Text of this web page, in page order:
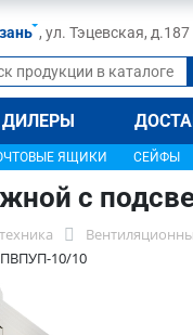
, ул. Тэцевская, д.187
ДИЛЕРЫ
ЯЩИКИ СЕЙФЫ
с
10/10